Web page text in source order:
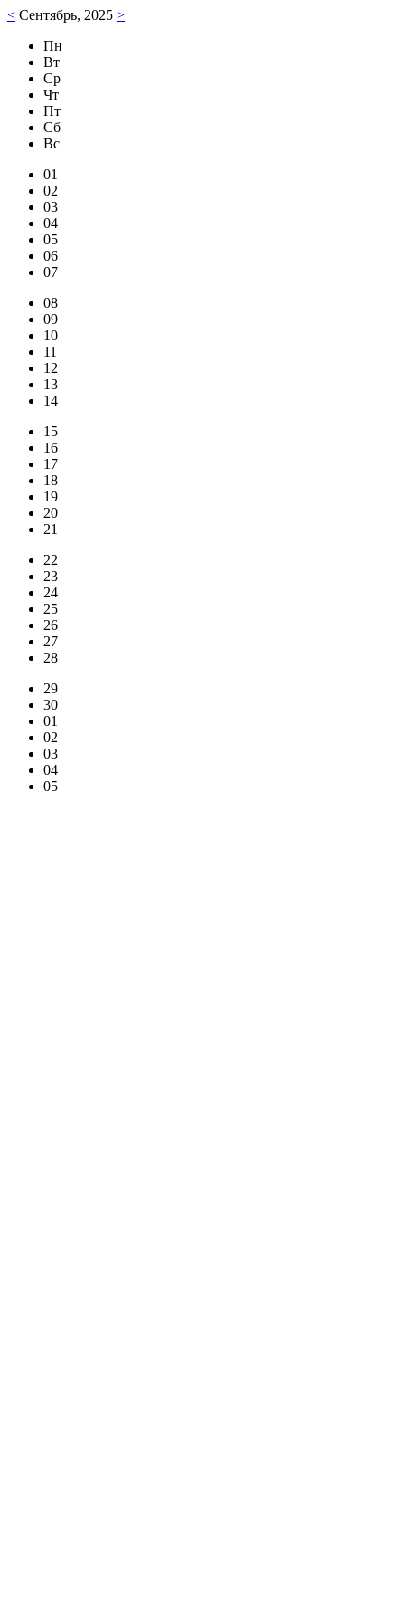
< Сентябрь, 2025 >
Пн
Вт
Ср
Чт
Пт
Сб
Вс
01
02
03
04
05
06
07
08
09
10
11
12
13
14
15
16
17
18
19
20
21
22
23
24
25
26
27
28
29
30
01
02
03
04
05